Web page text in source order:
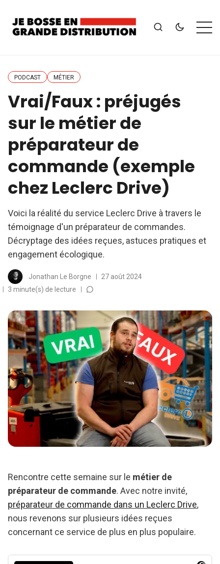
PODCAST MÉTIER
Vrai/Faux : préjugés
sur le métier de
préparateur de
commande (exemple
chez Leclerc Drive)
Voici la réalité du service Leclerc Drive à travers le
témoignage d'un préparateur de commandes.
Décryptage des idées reçues, astuces pratiques et
engagement écologique.
Jonathan Le Borgne
27 août 2024
3 minute(s) de lecture
Rencontre cette semaine sur le métier de
préparateur de commande. Avec notre invité,
préparateur de commande dans un Leclerc Drive,
nous revenons sur plusieurs idées reçues
concernant ce service de plus en plus populaire.